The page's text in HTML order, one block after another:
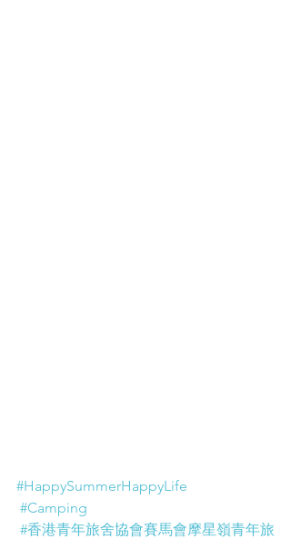
#HappySummerHappyLife
#Camping
#香港青年旅舍協會賽馬會摩星嶺青年旅